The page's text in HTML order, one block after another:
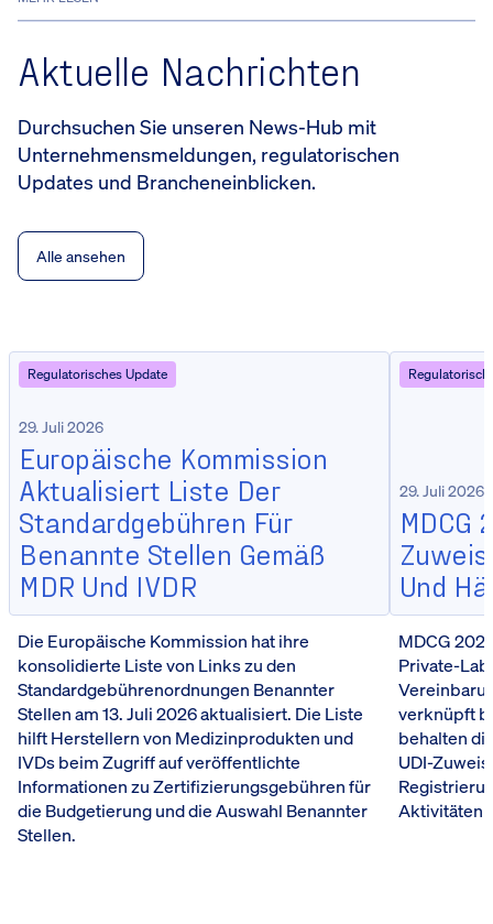
Aktuelle Nachrichten
Durchsuchen Sie unseren News-Hub mit
Unternehmensmeldungen, regulatorischen
Updates und Brancheneinblicken.
Alle ansehen
Regulatorisches Update
29. Juli 2026
Europäische Kommission
Aktualisiert Liste Der
Standardgebühren Für
Benannte Stellen Gemäß
MDR Und IVDR
Die Europäische Kommission hat ihre
konsolidierte Liste von Links zu den
Standardgebührenordnungen Benannter
Stellen am 13. Juli 2026 aktualisiert. Die Liste
hilft Herstellern von Medizinprodukten und
IVDs beim Zugriff auf veröffentlichte
Informationen zu Zertifizierungsgebühren für
die Budgetierung und die Auswahl Benannter
Stellen.
29. Juli 2026
MDCG
Und
MDCG
Private-
verknüpft
behalten
UDI-
Aktivitäten